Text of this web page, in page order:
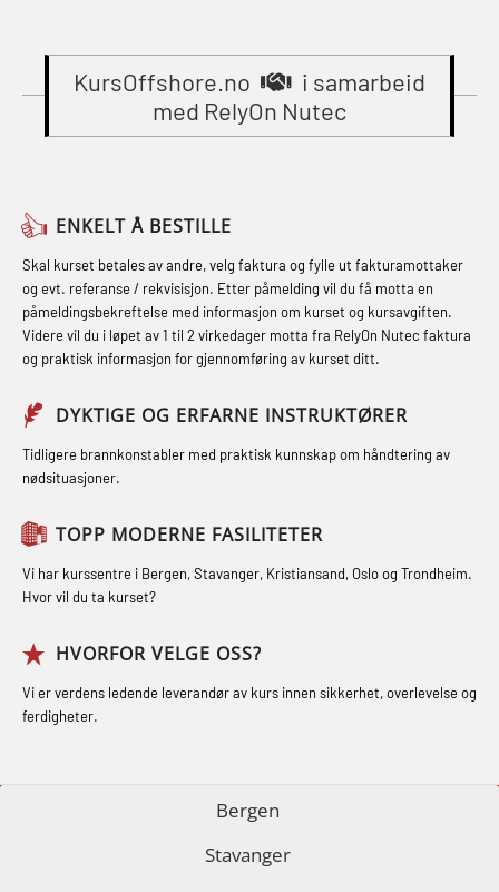
Breathing System (CA-EBS) Initial
Deployment (OBS119)
Compressed Air Emergency
Fallsikring (FAR108)
Førstehjelp – repetisjon (OFA102)
Førstehjelp grunnkurs (OFABLE101)
GOC sertifikat grunnleggende
(GMDSS) (MRC101)
GOC sertifikat repetisjon (GMDSS)
(MRC102)
GSK Sikkerhetskurs offshore for
oljearbeidere (OBS1055)
GWO: BST – Offshore (Blended with
(RBSBLE018)
GWO: BST – Onshore (Blended: e-
learning practical) (RBSBLE002)
sikkerhetskurs for offiserer
(MBSBLE024)
STCW Oppdatering videregående
(MBSBLE021)
STCW kombi oppdatering offiserer
og med.behandling (MBS134)
STCW Kombi Oppdatering Offiserer
og Medisinsk Behandling med
Webinar (MBS1341)
STCW Oppdatering for offiserer 24 t
(MBS114)
STCW Medisinsk førstehjelp (MFA1081)
STCW Medisinsk førstehjelp
oppdatering (MBSBLE025)
STCW Oppdatering Medisinsk
Påbygging fra Offshore Norge til
Fallsikring (FAR108)
GOC sertifikat grunnleggende
Grunnkurs Industrivern (LSC115)
Grunnkurs Røykdykking Industrivern
inkl. brannslukning (FSC121)
Hjertestarter brukerkurs (OFA107)
Røykdykking industrivern –
repetisjon (LFI105)
Sikkerhetskurs for ansatte på
oppdrettsanlegg (LBS100)
Ulykkesgransking – Webinar (LSP103)
(LFI100)
KursOffshore.no
i samarbeid
med RelyOn Nutec
ENKELT Å BESTILLE
Skal kurset betales av andre, velg faktura og fylle ut fakturamottaker
og evt. referanse / rekvisisjon. Etter påmelding vil du få motta en
påmeldingsbekreftelse med informasjon om kurset og kursavgiften.
Videre vil du i løpet av 1 til 2 virkedager motta fra RelyOn Nutec faktura
og praktisk informasjon for gjennomføring av kurset ditt.
DYKTIGE OG ERFARNE INSTRUKTØRER
Tidligere brannkonstabler med praktisk kunnskap om håndtering av
nødsituasjoner.
TOPP MODERNE FASILITETER
Vi har kurssentre i Bergen, Stavanger, Kristiansand, Oslo og Trondheim.
Hvor vil du ta kurset?
HVORFOR VELGE OSS?
Vi er verdens ledende leverandør av kurs innen sikkerhet, overlevelse og
ferdigheter.
Bergen
Stavanger